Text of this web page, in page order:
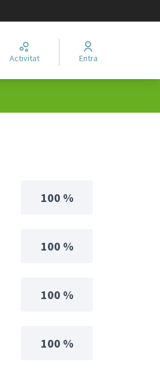
Activitat Entra
100 %
100 %
100 %
100 %